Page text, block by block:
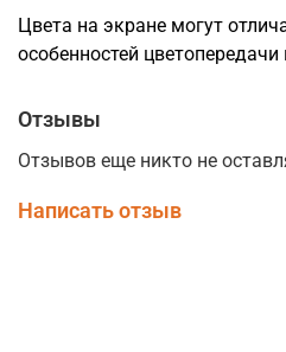
Цвета на экране могут
особенностей
Отзывы
Отзывов еще никто не
Написать отзыв